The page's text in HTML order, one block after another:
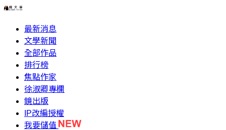
最新消息
文學新聞
全部作品
排行榜
焦點作家
徐淑卿專欄
鏡出版
IP改編授權
我要儲值